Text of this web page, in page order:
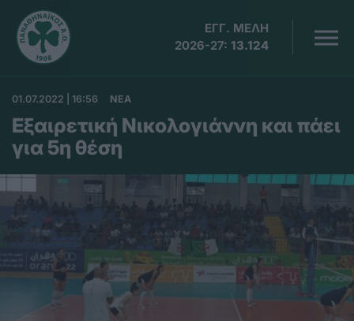
ΕΓΓ. ΜΕΛΗ
2026-27: 13.124
01.07.2022 | 16:56 ΝΕΑ
Εξαιρετική Νικολογιάννη και πάει
για 5η θέση